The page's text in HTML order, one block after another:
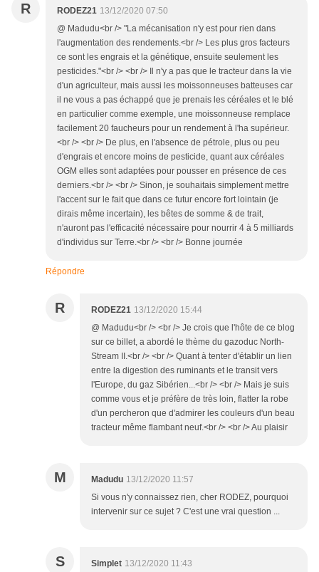
R RODEZ21 13/12/2020 07:50
@ Madudu<br /> "La mécanisation n'y est pour rien dans
l'augmentation des rendements.<br /> Les plus gros facteurs
ce sont les engrais et la génétique, ensuite seulement les
pesticides."<br /> <br /> Il n'y a pas que le tracteur dans la vie
d'un agriculteur, mais aussi les moissonneuses batteuses car
il ne vous a pas échappé que je prenais les céréales et le blé
en particulier comme exemple, une moissonneuse remplace
facilement 20 faucheurs pour un rendement à l'ha supérieur.
<br /> <br /> De plus, en l'absence de pétrole, plus ou peu
d'engrais et encore moins de pesticide, quant aux céréales
OGM elles sont adaptées pour pousser en présence de ces
derniers.<br /> <br /> Sinon, je souhaitais simplement mettre
l'accent sur le fait que dans ce futur encore fort lointain (je
dirais même incertain), les bêtes de somme & de trait,
n'auront pas l'efficacité nécessaire pour nourrir 4 à 5 milliards
d'individus sur Terre.<br /> <br /> Bonne journée
Répondre
R RODEZ21 13/12/2020 15:44
@ Madudu<br /> <br /> Je crois que l'hôte de ce blog
sur ce billet, a abordé le thème du gazoduc North-
Stream II.<br /> <br /> Quant à tenter d'établir un lien
entre la digestion des ruminants et le transit vers
l'Europe, du gaz Sibérien...<br /> <br /> Mais je suis
comme vous et je préfère de très loin, flatter la robe
d'un percheron que d'admirer les couleurs d'un beau
tracteur même flambant neuf.<br /> <br /> Au plaisir
M Madudu 13/12/2020 11:57
Si vous n'y connaissez rien, cher RODEZ, pourquoi
intervenir sur ce sujet ? C'est une vrai question ...
S Simplet 13/12/2020 11:43